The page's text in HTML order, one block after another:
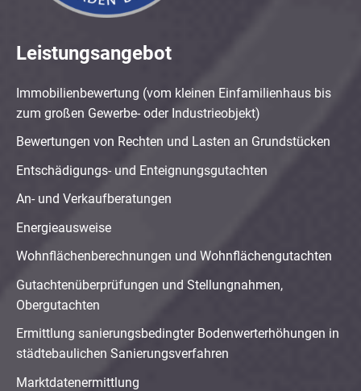
Leistungsangebot
Immobilienbewertung (vom kleinen Einfamilienhaus bis
zum großen Gewerbe- oder Industrieobjekt)
Bewertungen von Rechten und Lasten an Grundstücken
Entschädigungs- und Enteignungsgutachten
An- und Verkaufberatungen
Energieausweise
Wohnflächenberechnungen und Wohnflächengutachten
Gutachtenüberprüfungen und Stellungnahmen,
Obergutachten
Ermittlung sanierungsbedingter Bodenwerterhöhungen in
städtebaulichen Sanierungsverfahren
Marktdatenermittlung